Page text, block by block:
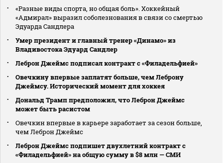
«Разные виды спорта, но общая боль». Хоккейный
«Адмирал» выразил соболезнования в связи со смертью
Эдуарда Сандлера
Умер президент и главный тренер «Динамо» из
Владивостока Эдуард Сандлер
Леброн Джеймс подписал контракт с «Филадельфией»
Овечкину впервые заплатят больше, чем Леброну
Джеймсу. Исторический момент для хоккея
Дональд Трамп предположил, что Леброн Джеймс
может быть расистом
Овечкин впервые в карьере заработает за сезон больше,
чем Леброн Джеймс
Леброн Джеймс подпишет двухлетний контракт с
«Филадельфией» на общую сумму в $8 млн — СМИ